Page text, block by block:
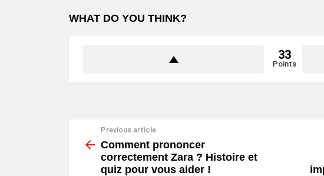
WHAT DO YOU THINK?
33
Points
more
Previous article
Comment prononcer
correctement Zara ? Histoire et
quiz pour vous aider !